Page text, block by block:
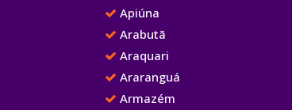
Apiúna
Arabutã
Araquari
Araranguá
Armazém